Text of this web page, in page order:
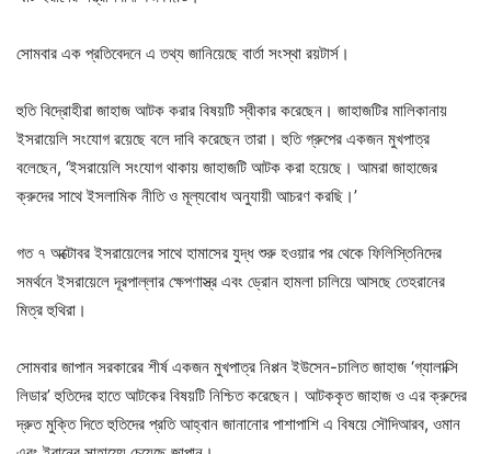
সোমবার এক প্রতিবেদনে এ তথ্য জানিয়েছে বার্তা সংস্থা রয়টার্স।
হুতি বিদ্রোহীরা জাহাজ আটক করার বিষয়টি স্বীকার করেছেন। জাহাজটির মালিকানায়
ইসরায়েলি সংযোগ রয়েছে বলে দাবি করেছেন তারা। হুতি গ্রুপের একজন মুখপাত্র
বলেছেন, ‘ইসরায়েলি সংযোগ থাকায় জাহাজটি আটক করা হয়েছে। আমরা জাহাজের
ক্রুদের সাথে ইসলামিক নীতি ও মূল্যবোধ অনুযায়ী আচরণ করছি।’
গত ৭ অক্টোবর ইসরায়েলের সাথে হামাসের যুদ্ধ শুরু হওয়ার পর থেকে ফিলিস্তিনিদের
সমর্থনে ইসরায়েলে দূরপাল্লার ক্ষেপণাস্ত্র এবং ড্রোন হামলা চালিয়ে আসছে তেহরানের
মিত্র হুথিরা।
সোমবার জাপান সরকারের শীর্ষ একজন মুখপাত্র নিপ্পন ইউসেন-চালিত জাহাজ ‘গ্যালাক্সি
লিডার’ হুতিদের হাতে আটকের বিষয়টি নিশ্চিত করেছেন। আটককৃত জাহাজ ও এর ক্রুদের
দ্রুত মুক্তি দিতে হুতিদের প্রতি আহ্বান জানানোর পাশাপাশি এ বিষয়ে সৌদিআরব, ওমান